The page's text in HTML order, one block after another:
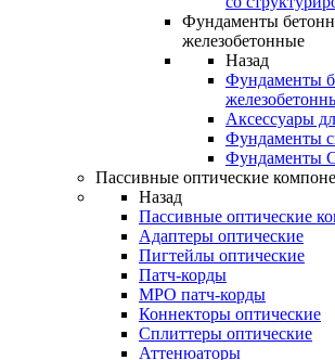
Фундаменты
железобетонные
Назад
Фундаменты
Аксессуары
Фундаменты
Фундаменты
Пассивные оптические
Назад
Пассивные оптические
Адаптеры оптические
Пигтейлы оптические
Патч-корды
MPO патч-корды
Коннекторы оптические
Сплиттеры оптические
Аттенюаторы